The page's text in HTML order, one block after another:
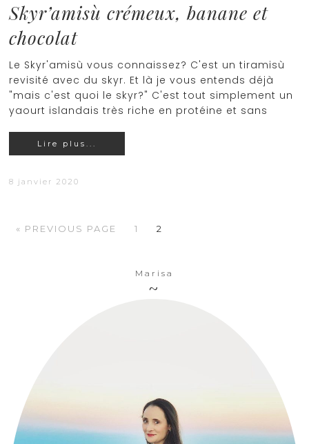
Skyr’amisù crémeux, banane et
chocolat
Le Skyr'amisù vous connaissez? C'est un tiramisù
revisité avec du skyr. Et là je vous entends déjà
"mais c'est quoi le skyr?" C'est tout simplement un
yaourt islandais très riche en protéine et sans
Lire plus...
8 janvier 2020
« PREVIOUS PAGE 1 2
Marisa